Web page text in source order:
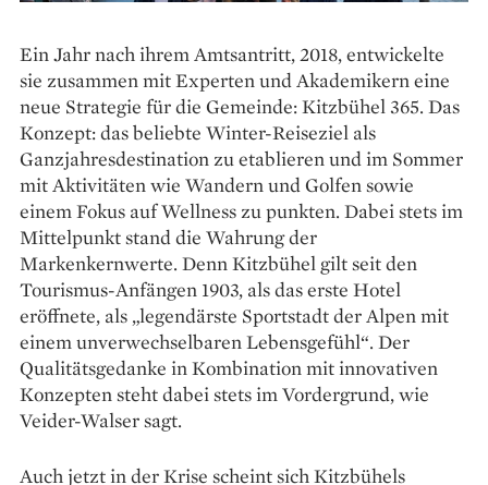
Ein Jahr nach ihrem Amtsantritt, 2018, entwickelte
sie zusammen mit Experten und Akademikern eine
neue Strategie für die Gemeinde: Kitzbühel 365. Das
Konzept: das beliebte Winter-Reiseziel als
Ganzjahresdestination zu etablieren und im Sommer
mit Aktivitäten wie Wandern und Golfen sowie
einem Fokus auf Wellness zu punkten. Dabei stets im
Mittelpunkt stand die Wahrung der
Markenkernwerte. Denn Kitzbühel gilt seit den
Tourismus-Anfängen 1903, als das erste Hotel
eröffnete, als „legendärste Sportstadt der Alpen mit
einem unverwechselbaren Lebensgefühl“. Der
Qualitätsgedanke in Kombination mit innovativen
Konzepten steht dabei stets im Vordergrund, wie
Veider-Walser sagt.
Auch jetzt in der Krise scheint sich Kitzbühels